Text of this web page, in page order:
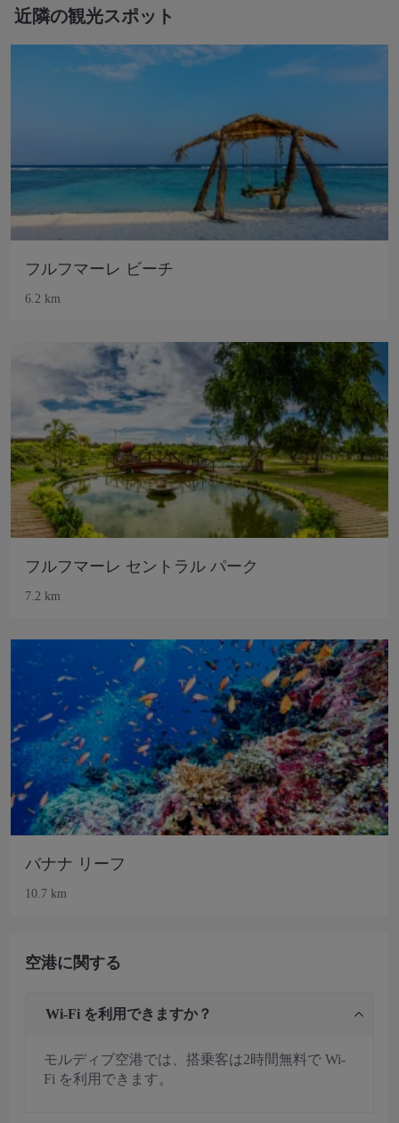
近隣の観光スポット
フルフマーレ ビーチ
6.2 km
フルフマーレ セントラル パーク
7.2 km
バナナ リーフ
10.7 km
空港に関する
Wi-Fi を利用できますか？
モルディブ空港では、搭乗客は2時間無料で Wi-
Fi を利用できます。